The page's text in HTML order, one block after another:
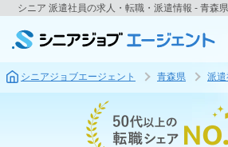
シニア 派遣社員の求人・転職・派遣情報 - 青森県
シニアジョブエージェント 青森県 派遣